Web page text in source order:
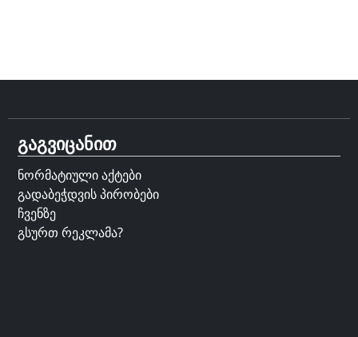
გაგვიცანით
ნორმატიული აქტები
გადაბეჭდვის პირობები
ჩვენზე
გსურთ რეკლამა?